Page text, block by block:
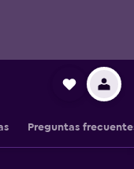
Preguntas